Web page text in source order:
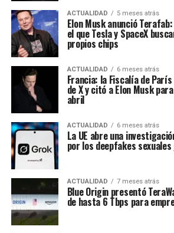
ACTUALIDAD 5 meses atrás
Elon Musk anunció
el que Tesla y SpaceX
propios chips
ACTUALIDAD 6 meses atrás
Francia: la Fiscalía de
de X y citó a Elon Musk
abril
ACTUALIDAD 6 meses atrás
La UE abre una
por los deepfakes
ACTUALIDAD 7 meses atrás
Blue Origin presentó
de hasta 6 Tbps para